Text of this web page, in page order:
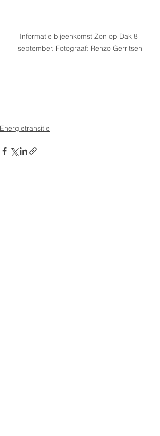
Informatie bijeenkomst Zon op Dak 8
september. Fotograaf: Renzo Gerritsen
Energietransitie